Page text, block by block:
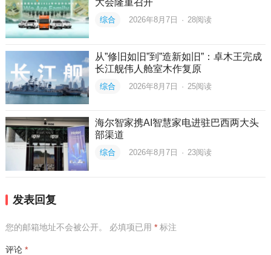
大会隆重召开
综合 2026年8月7日 · 28阅读
从”修旧如旧”到”造新如旧”：卓木王完成
长江舰伟人舱室木作复原
综合 2026年8月7日 · 25阅读
海尔智家携AI智慧家电进驻巴西两大头
部渠道
综合 2026年8月7日 · 23阅读
发表回复
您的邮箱地址不会被公开。 必填项已用 *标注
评论 *